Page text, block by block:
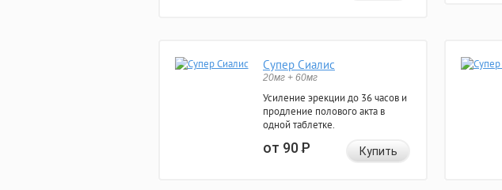
Супер Сиалис
20мг + 60мг
Усиление эрекции до 36 часов и
продление полового акта в
одной таблетке.
от 90Р Купить